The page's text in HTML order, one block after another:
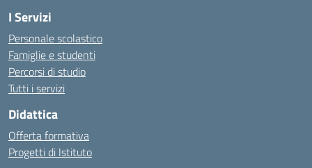
I Servizi
Personale scolastico
Famiglie e studenti
Percorsi di studio
Tutti i servizi
Didattica
Offerta formativa
Progetti di Istituto